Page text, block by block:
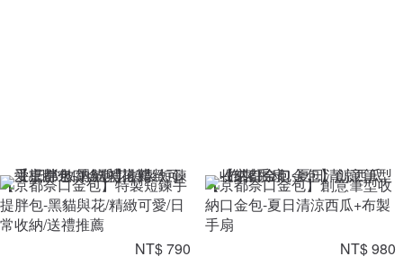
【京都奈口金包】特製短鍊手
提胖包-黑貓與花/精緻可愛/日
常收納/送禮推薦
NT$ 790
【京都奈口金包】創意筆型收
納口金包-夏日清涼西瓜+布製
手扇
NT$ 980